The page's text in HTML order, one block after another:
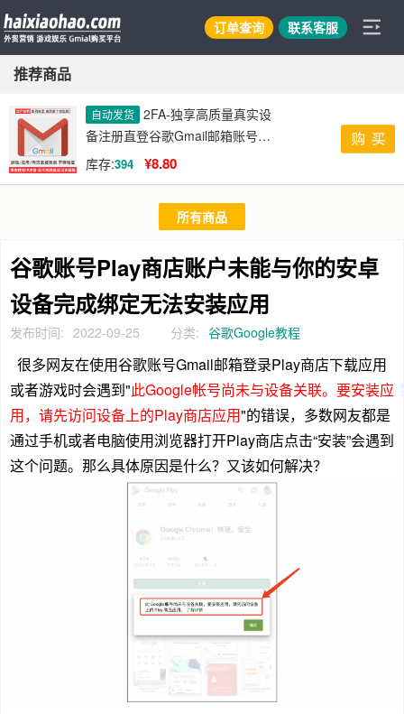
订单查询 联系客服
推荐商品
自动发货 2FA-独享高质量真实设
备注册直登谷歌Gmail邮箱账号购
买
库存:394 ¥8.80
所有商品
谷歌账号Play商店账户未能与你的安卓
设备完成绑定无法安装应用
发布时间: 2022-09-25 分类: 谷歌Google教程
很多网友在使用谷歌账号Gmail邮箱登录Play商店下载应用
或者游戏时会遇到"此Google帐号尚未与设备关联。要安装应
用，请先访问设备上的Play商店应用"的错误，多数网友都是
通过手机或者电脑使用浏览器打开Play商店点击“安装”会遇到
这个问题。那么具体原因是什么？又该如何解决？